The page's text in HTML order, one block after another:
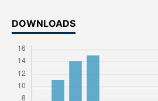
DOWNLOADS